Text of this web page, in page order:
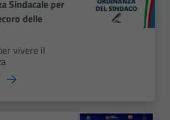
Sindacale per
delle
vivere il